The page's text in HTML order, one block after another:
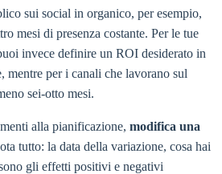
sui social in organico, per esempio,
mesi di presenza costante. Per le tue
invece definire un ROI desiderato in
mentre per i canali che lavorano sul
sei-otto mesi.
alla pianificazione, modifica una
tutto: la data della variazione, cosa hai
gli effetti positivi e negativi